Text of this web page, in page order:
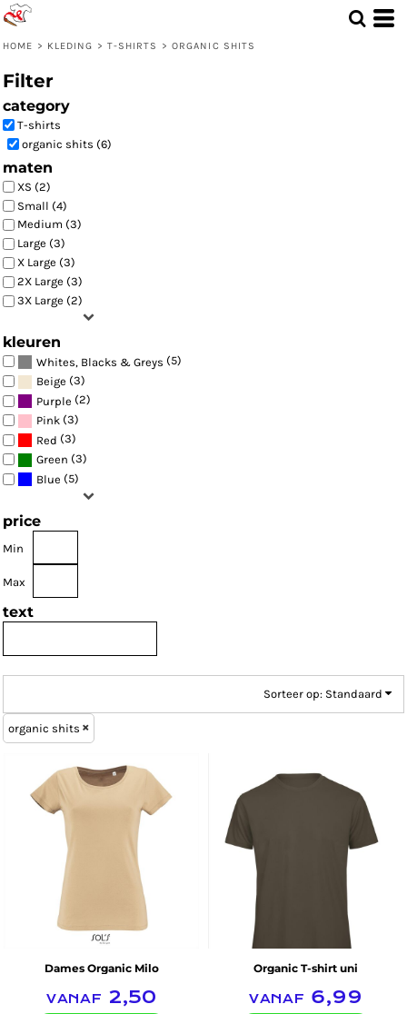
HOME > KLEDING > T-SHIRTS > ORGANIC SHITS
Filter
category
T-shirts
organic shits (6)
maten
XS (2)
Small (4)
Medium (3)
Large (3)
X Large (3)
2X Large (3)
3X Large (2)
kleuren
Whites, Blacks & Greys (5)
Beige (3)
Purple (2)
Pink (3)
Red (3)
Green (3)
Blue (5)
price
Min
Max
text
Sorteer op: Standaard
organic shits
Dames Organic Milo
vanaf 2,50
Organic T-shirt uni
vanaf 6,99
Standaard
Price: Lowest First
Price: Highest First
Date Added